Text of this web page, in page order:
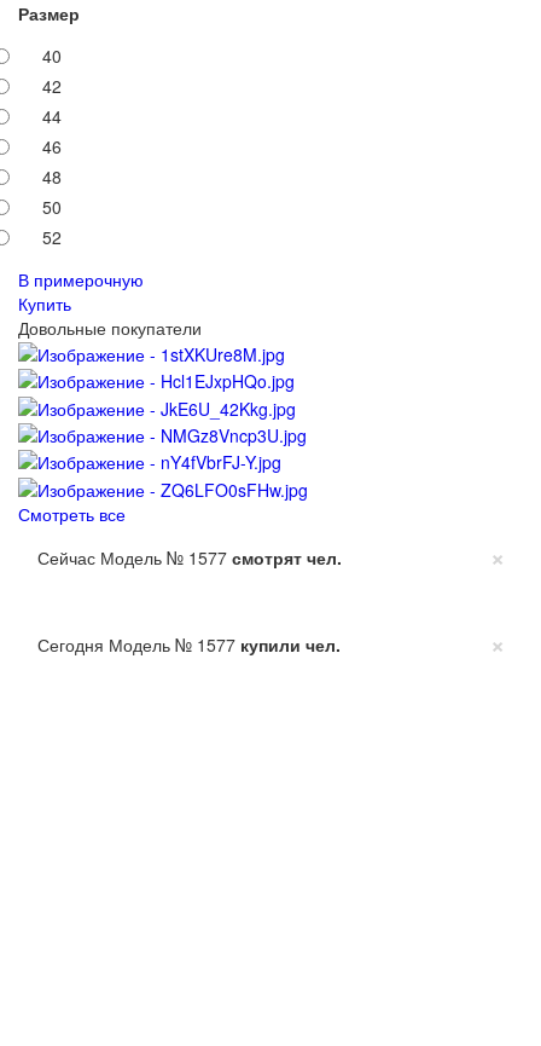
Размер
40
42
44
46
48
50
52
В примерочную
Купить
Довольные покупатели
Смотреть все
×
Сейчас Модель № 1577 смотрят чел.
×
Сегодня Модель № 1577 купили чел.